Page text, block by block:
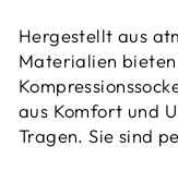
Hergestellt aus
Materialien
aus Komfort und
Tragen. Sie sind